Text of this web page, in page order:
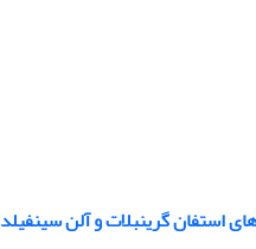
استفان گرینبلات و آلن سینفیلد